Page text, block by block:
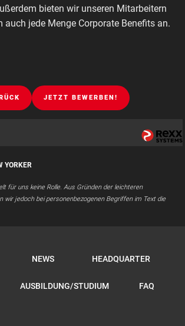
bieten wir unseren Mitarbeitern
auch jede Menge Corporate Benefits an.
JETZT BEWERBEN!
YORKER
für uns keine Rolle. Aus Gründen der leichteren
wir jedoch bei personenbezogenen Begriffen im Text die
NEWS HEADQUARTER
AUSBILDUNG/STUDIUM FAQ